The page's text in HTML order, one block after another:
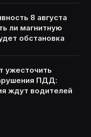
8 августа
ли магнитную
обстановка
ужесточить
ПДД:
ждут водителей